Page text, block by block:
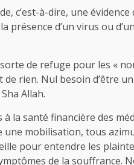
c’est-à-dire, une
présence d’un virus ou
de refuge pour les «
rien. Nul besoin d’être
Allah.
la santé financière des
mobilisation, tous
pour entendre les
de la souffrance.